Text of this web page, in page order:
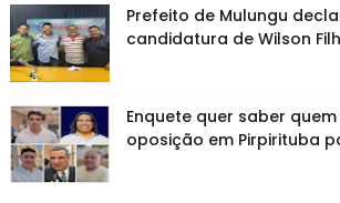
Prefeito de Mulungu
candidatura de Wilson
Enquete quer saber
oposição em Pirpirituba